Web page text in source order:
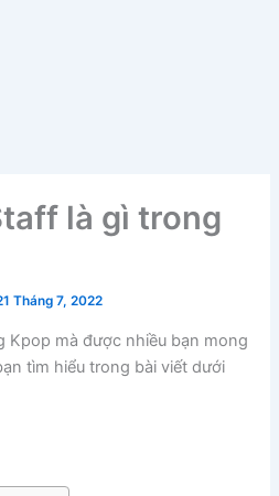
là gì trong
Tháng 7, 2022
Kpop mà được nhiều bạn mong
tìm hiểu trong bài viết dưới